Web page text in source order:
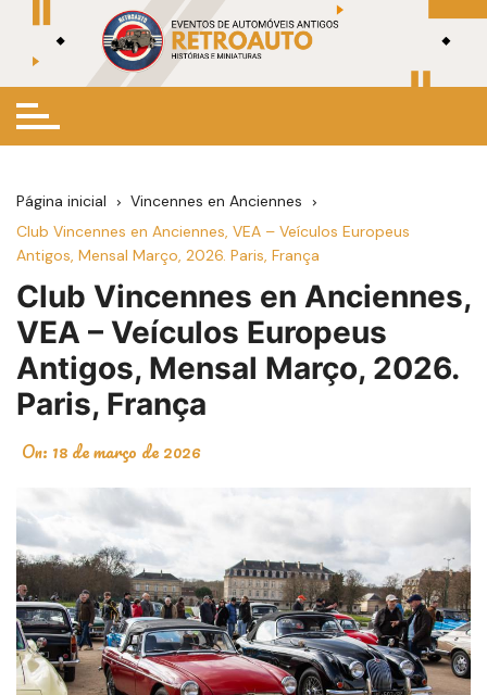
conteúdo
Página inicial
Vincennes en Anciennes
Club Vincennes en Anciennes, VEA – Veículos Europeus
Antigos, Mensal Março, 2026. Paris, França
Club Vincennes en Anciennes,
VEA – Veículos Europeus
Antigos, Mensal Março, 2026.
Paris, França
On: 18 de março de 2026